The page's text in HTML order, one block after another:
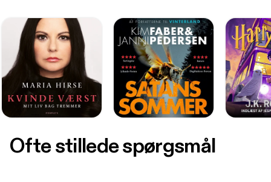
Ofte stillede spørgsmål